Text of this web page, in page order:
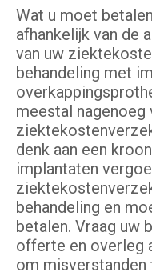
Wat u moet
afhankelijk van de
van uw
behandeling met
meestal
denk aan een
implantaten
behandeling en
betalen. Vraag uw
offerte en overleg
om